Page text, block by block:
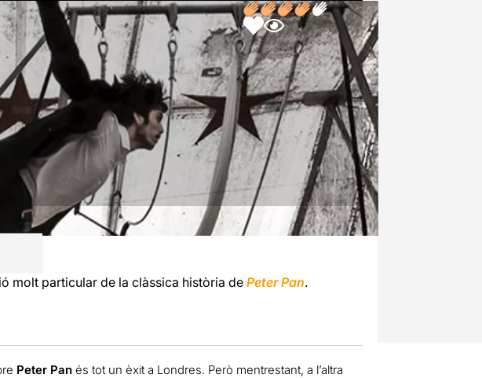
molt particular de la clàssica història de Peter Pan.
Peter Panés tot un èxit a Londres. Però mentrestant, a l’altra